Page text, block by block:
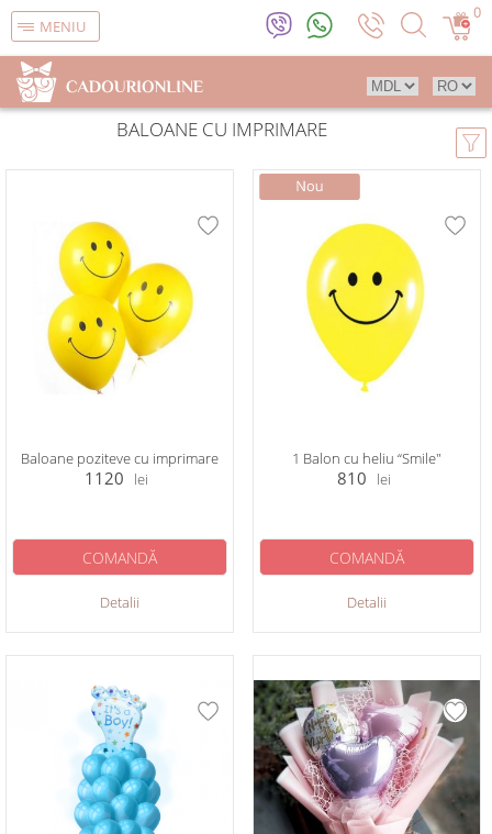
MENIU
0
BALOANE CU IMPRIMARE
Baloane poziteve cu imprimare
1120 lei
Detalii
COMANDĂ
1 Balon cu heliu “Smile"
810 lei
Detalii
COMANDĂ